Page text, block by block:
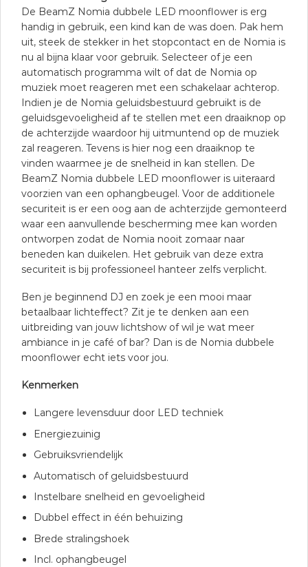
De BeamZ Nomia dubbele LED moonflower is erg
handig in gebruik, een kind kan de was doen. Pak hem
uit, steek de stekker in het stopcontact en de Nomia is
nu al bijna klaar voor gebruik. Selecteer of je een
automatisch programma wilt of dat de Nomia op
muziek moet reageren met een schakelaar achterop.
Indien je de Nomia geluidsbestuurd gebruikt is de
geluidsgevoeligheid af te stellen met een draaiknop op
de achterzijde waardoor hij uitmuntend op de muziek
zal reageren. Tevens is hier nog een draaiknop te
vinden waarmee je de snelheid in kan stellen. De
BeamZ Nomia dubbele LED moonflower is uiteraard
voorzien van een ophangbeugel. Voor de additionele
securiteit is er een oog aan de achterzijde gemonteerd
waar een aanvullende bescherming mee kan worden
ontworpen zodat de Nomia nooit zomaar naar
beneden kan duikelen. Het gebruik van deze extra
securiteit is bij professioneel hanteer zelfs verplicht.
Ben je beginnend DJ en zoek je een mooi maar
betaalbaar lichteffect? Zit je te denken aan een
uitbreiding van jouw lichtshow of wil je wat meer
ambiance in je café of bar? Dan is de Nomia dubbele
moonflower echt iets voor jou.
Kenmerken
Langere levensduur door LED techniek
Energiezuinig
Gebruiksvriendelijk
Automatisch of geluidsbestuurd
Instelbare snelheid en gevoeligheid
Dubbel effect in één behuizing
Brede stralingshoek
Incl. ophangbeugel